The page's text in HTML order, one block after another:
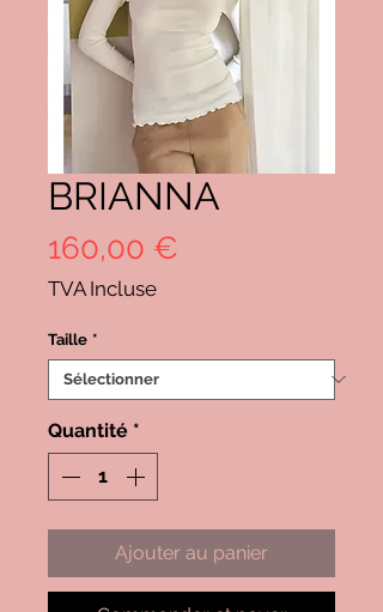
BRIANNA
160,00 €
TVA Incluse
Taille *
Quantité *
Ajouter au panier